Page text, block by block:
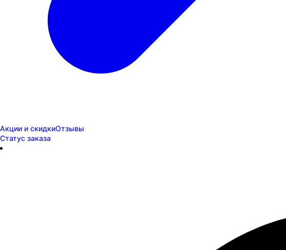
Акции и скидкиОтзывы
Статус заказа